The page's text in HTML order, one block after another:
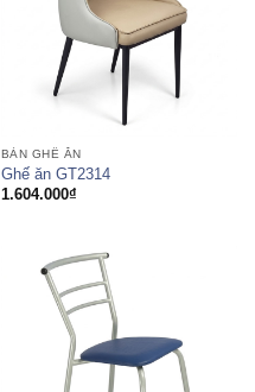
BÀN GHẾ ĂN
Ghế ăn GT2314
1.604.000₫